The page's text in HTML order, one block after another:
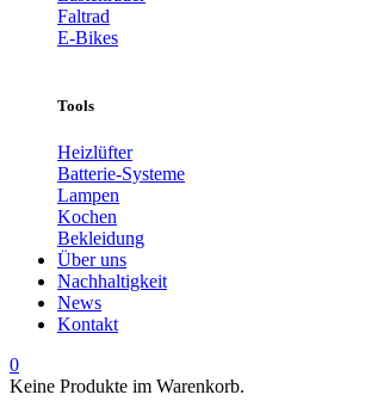
Faltrad
E-Bikes
Tools
Heizlüfter
Batterie-Systeme
Lampen
Kochen
Bekleidung
Über uns
Nachhaltigkeit
News
Kontakt
0
Keine Produkte im Warenkorb.